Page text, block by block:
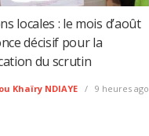
locales : le mois d’août
décisif pour la
du scrutin
Khaïry NDIAYE 9 heures ago